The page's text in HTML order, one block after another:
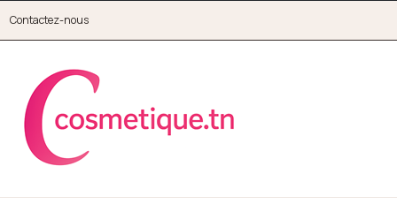
Contactez-nous